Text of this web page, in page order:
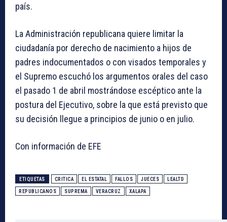
país.
La Administración republicana quiere limitar la
ciudadanía por derecho de nacimiento a hijos de
padres indocumentados o con visados temporales y
el Supremo escuchó los argumentos orales del caso
el pasado 1 de abril mostrándose escéptico ante la
postura del Ejecutivo, sobre la que está previsto que
su decisión llegue a principios de junio o en julio.
Con información de EFE
ETIQUETAS CRITICA EL ESTATAL FALLOS JUECES LEALTD
REPUBLICANOS SUPREMA VERACRUZ XALAPA